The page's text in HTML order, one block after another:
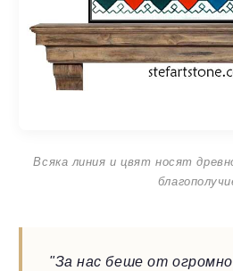
Всяка линия и цвят носят
"За нас беше от огромно